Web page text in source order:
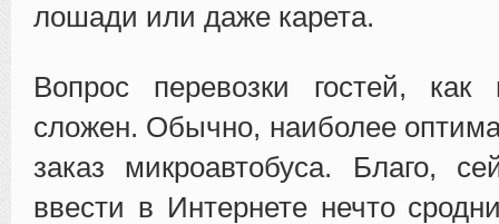
лошади или даже карета.
Вопрос перевозки гостей, как
сложен. Обычно, наиболее
заказ микроавтобуса. Благо,
ввести в Интернете нечто